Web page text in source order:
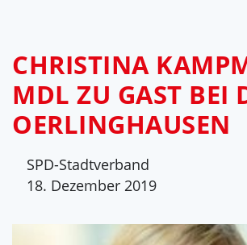
CHRISTINA
MDL ZU GAST BEI
OERLINGHAUSEN
SPD-Stadtverband
18. Dezember 2019